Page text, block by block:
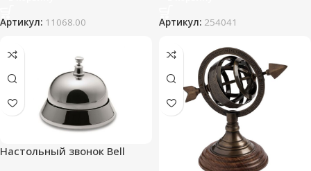
Артикул: 11068.00 Артикул: 254041
Настольный звонок Bell